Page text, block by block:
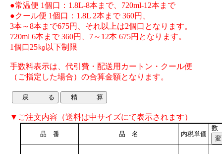
●常温便 1個口：1.8L-8本まで、720ml-12本まで
●クール便 1個口：1.8L 2本まで 360円、
3本～8本まで675円、それ以上は2個口となります。
720ml 6本まで 360円、7～12本 675円となります。
1個口25㎏以下制限
手数料表示は、代引費・配送用カートン・クール便
（ご指定した場合）の合算金額となります。
▼ご注文内容（送料は中サイズにて表示されます）
品 番 品 名 内税単価
数